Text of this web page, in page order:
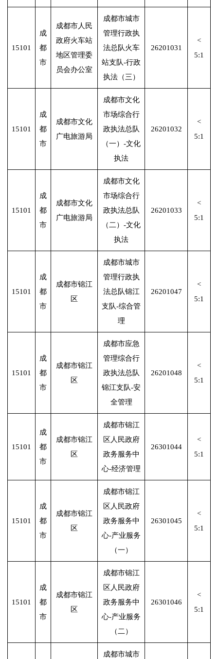
15101
成
都
市
成都市人民
政府火车站
地区管理委
员会办公室
成都市城市
管理行政执
法总队火车
站支队-行政
执法（三）
26201031
<
5:1
15101
成
都
市
成都市文化
广电旅游局
成都市文化
市场综合行
政执法总队
（一）-文化
执法
26201032
<
5:1
15101
成
都
市
成都市文化
广电旅游局
成都市文化
市场综合行
政执法总队
（二）-文化
执法
26201033
<
5:1
15101
成
都
市
成都市锦江
区
成都市城市
管理行政执
法总队锦江
支队-综合管
理
26201047
<
5:1
15101
成
都
市
成都市锦江
区
成都市应急
管理综合行
政执法总队
锦江支队-安
全管理
26201048
<
5:1
15101
成
都
市
成都市锦江
区
成都市锦江
区人民政府
政务服务中
心-经济管理
26301044
<
5:1
15101
成
都
市
成都市锦江
区
成都市锦江
区人民政府
政务服务中
心-产业服务
（一）
26301045
<
5:1
15101
成
都
市
成都市锦江
区
成都市锦江
区人民政府
政务服务中
心-产业服务
（二）
26301046
<
5:1
成都市城市